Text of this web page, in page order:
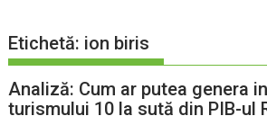
Etichetă: ion biris
Analiză: Cum ar putea genera
turismului 10 la sută din PIB-ul